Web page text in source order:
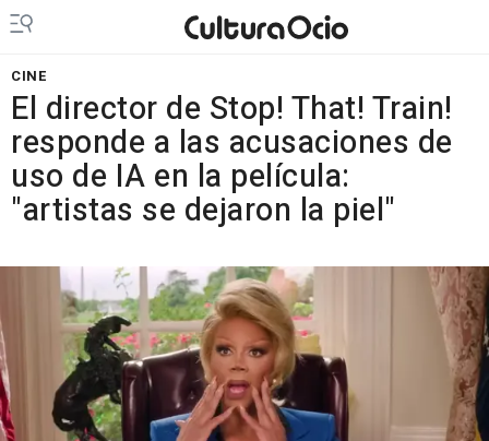
CINE
El director de Stop! That! Train!
responde a las acusaciones de
uso de IA en la película:
"artistas se dejaron la piel"